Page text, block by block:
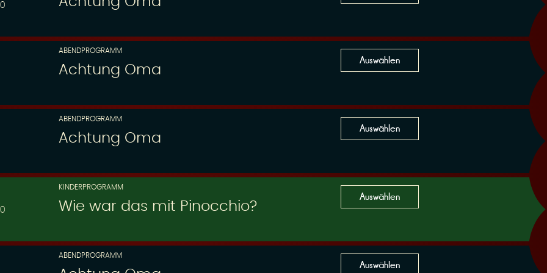
ABENDPROGRAMM
Achtung Oma
Auswählen
ABENDPROGRAMM
Achtung Oma
Auswählen
KINDERPROGRAMM
Wie war das mit Pinocchio?
Auswählen
ABENDPROGRAMM
Auswählen